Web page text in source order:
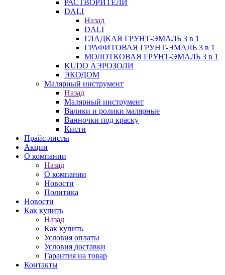
РАСТВОРИТЕЛИ
DALI
Назад
DALI
ГЛАДКАЯ ГРУНТ-ЭМАЛЬ 3 в 1
ГРАФИТОВАЯ ГРУНТ-ЭМАЛЬ 3 в 1
МОЛОТКОВАЯ ГРУНТ-ЭМАЛЬ 3 в 1
KUDO АЭРОЗОЛИ
ЭКОДОМ
Малярный инструмент
Назад
Малярный инструмент
Валики и ролики малярные
Ванночки под краску
Кисти
Прайс-листы
Акции
О компании
Назад
О компании
Новости
Политика
Новости
Как купить
Назад
Как купить
Условия оплаты
Условия доставки
Гарантия на товар
Контакты